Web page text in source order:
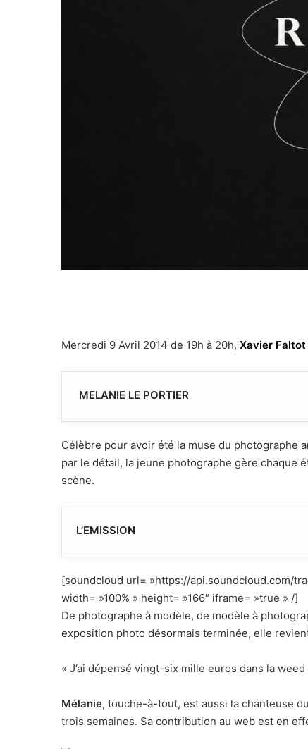
Mercredi 9 Avril 2014 de 19h à 20h, Xavier Faltot
MELANIE LE PORTIER
Célèbre pour avoir été la muse du photographe
par le détail, la jeune photographe gère chaque
scène.
L’EMISSION
[soundcloud url= »https://api.soundcloud.com/
width= »100% » height= »166″ iframe= »true » /]
De photographe à modèle, de modèle à
exposition photo désormais terminée, elle
« J’ai dépensé vingt-six mille euros dans la weed
Mélanie, touche-à-tout, est aussi la chanteuse
trois semaines. Sa contribution au web est en